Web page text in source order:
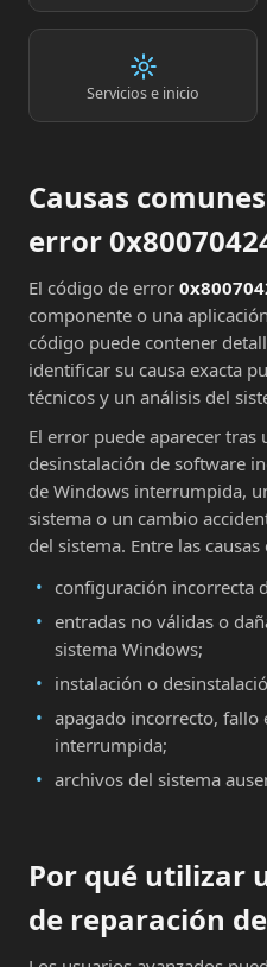
Servicios e inicio
Causas
error
El código de error
componente o una
código puede contener
identificar su causa exacta
técnicos y un análisis del
El error puede aparecer tras
desinstalación de software
de Windows interrumpida,
sistema o un cambio
del sistema. Entre las
configuración incorrecta
entradas no válidas o
sistema Windows;
instalación o
apagado incorrecto, fallo
interrumpida;
archivos del sistema
Por qué utilizar
de reparación